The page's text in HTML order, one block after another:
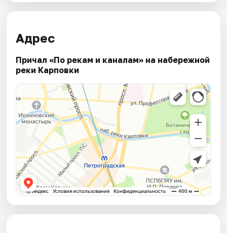
Адрес
Причал «По рекам и каналам» на набережной
реки Карповки